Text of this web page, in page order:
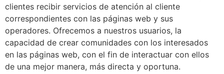
clientes recibir servicios de atención al cliente
correspondientes con las páginas web y sus
operadores. Ofrecemos a nuestros usuarios, la
capacidad de crear comunidades con los interesados
en las páginas web, con el fin de interactuar con ellos
de una mejor manera, más directa y oportuna.